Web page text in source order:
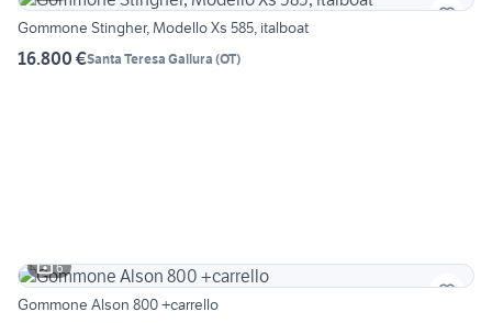
Gommone Stingher, Modello Xs 585, italboat
16.800 €Santa Teresa Gallura (OT)
6
Gommone Alson 800 +carrello